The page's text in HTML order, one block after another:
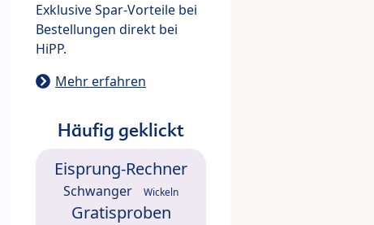
Exklusive Spar-Vorteile bei
Bestellungen direkt bei
HiPP.
Mehr erfahren
Häufig geklickt
Eisprung-Rechner
Schwanger Wickeln
Gratisproben